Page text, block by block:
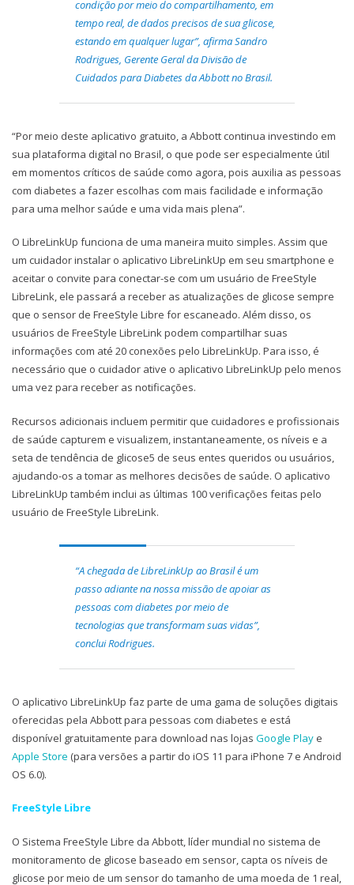
condição por meio do compartilhamento, em
tempo real, de dados precisos de sua glicose,
estando em qualquer lugar”, afirma Sandro
Rodrigues, Gerente Geral da Divisão de
Cuidados para Diabetes da Abbott no Brasil.
“Por meio deste aplicativo gratuito, a Abbott continua investindo em
sua plataforma digital no Brasil, o que pode ser especialmente útil
em momentos críticos de saúde como agora, pois auxilia as pessoas
com diabetes a fazer escolhas com mais facilidade e informação
para uma melhor saúde e uma vida mais plena”.
O LibreLinkUp funciona de uma maneira muito simples. Assim que
um cuidador instalar o aplicativo LibreLinkUp em seu smartphone e
aceitar o convite para conectar-se com um usuário de FreeStyle
LibreLink, ele passará a receber as atualizações de glicose sempre
que o sensor de FreeStyle Libre for escaneado. Além disso, os
usuários de FreeStyle LibreLink podem compartilhar suas
informações com até 20 conexões pelo LibreLinkUp. Para isso, é
necessário que o cuidador ative o aplicativo LibreLinkUp pelo menos
uma vez para receber as notificações.
Recursos adicionais incluem permitir que cuidadores e profissionais
de saúde capturem e visualizem, instantaneamente, os níveis e a
seta de tendência de glicose5 de seus entes queridos ou usuários,
ajudando-os a tomar as melhores decisões de saúde. O aplicativo
LibreLinkUp também inclui as últimas 100 verificações feitas pelo
usuário de FreeStyle LibreLink.
“A chegada de LibreLinkUp ao Brasil é um
passo adiante na nossa missão de apoiar as
pessoas com diabetes por meio de
tecnologias que transformam suas vidas”,
conclui Rodrigues.
O aplicativo LibreLinkUp faz parte de uma gama de soluções digitais
oferecidas pela Abbott para pessoas com diabetes e está
disponível gratuitamente para download nas lojas Google Play e
Apple Store (para versões a partir do iOS 11 para iPhone 7 e Android
OS 6.0).
FreeStyle Libre
O Sistema FreeStyle Libre da Abbott, líder mundial no sistema de
monitoramento de glicose baseado em sensor, capta os níveis de
glicose por meio de um sensor do tamanho de uma moeda de 1 real,